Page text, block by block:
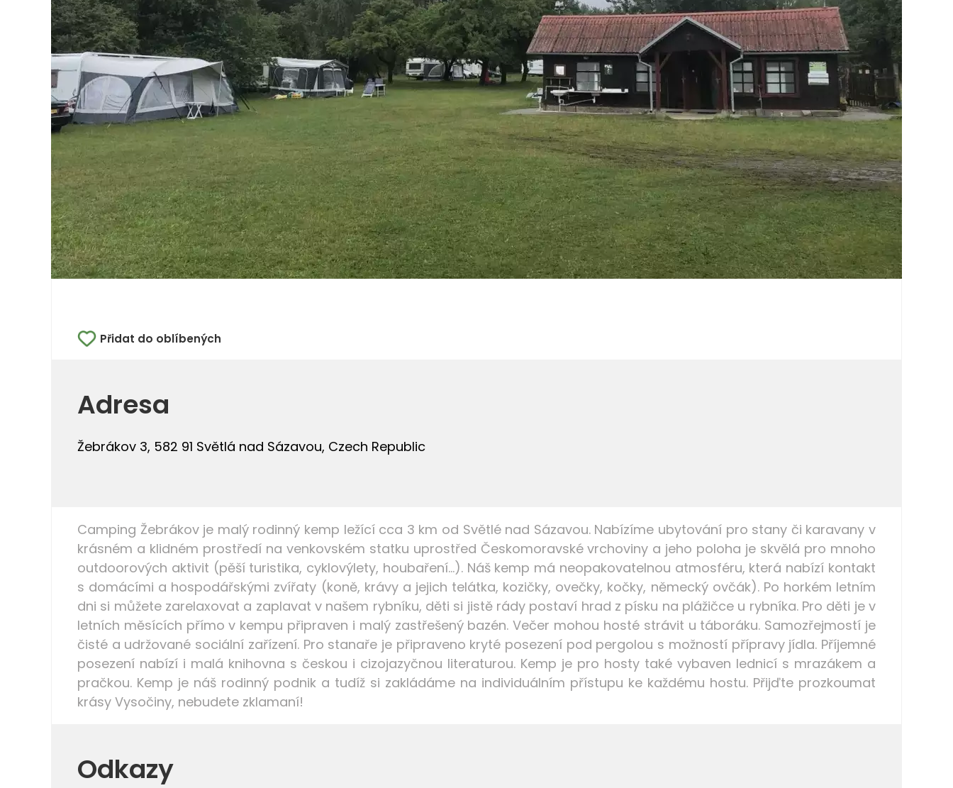
Přidat do oblíbených
Adresa
Žebrákov 3, 582 91 Světlá nad Sázavou, Czech Republic
Camping Žebrákov je malý rodinný kemp ležící cca 3 km od Světlé nad Sázavou. Nabízíme ubytování pro stany či karavany v
krásném a klidném prostředí na venkovském statku uprostřed Českomoravské vrchoviny a jeho poloha je skvělá pro mnoho
outdoorových aktivit (pěší turistika, cyklovýlety, houbaření...). Náš kemp má neopakovatelnou atmosféru, která nabízí kontakt
s domácími a hospodářskými zvířaty (koně, krávy a jejich telátka, kozičky, ovečky, kočky, německý ovčák). Po horkém letním
dni si můžete zarelaxovat a zaplavat v našem rybníku, děti si jistě rády postaví hrad z písku na plážičce u rybníka. Pro děti je v
letních měsících přímo v kempu připraven i malý zastřešený bazén. Večer mohou hosté strávit u táboráku. Samozřejmostí je
čisté a udržované sociální zařízení. Pro stanaře je připraveno kryté posezení pod pergolou s možností přípravy jídla. Příjemné
posezení nabízí i malá knihovna s českou i cizojazyčnou literaturou. Kemp je pro hosty také vybaven lednicí s mrazákem a
pračkou. Kemp je náš rodinný podnik a tudíž si zakládáme na individuálním přístupu ke každému hostu. Přijďte prozkoumat
krásy Vysočiny, nebudete zklamaní!
Odkazy